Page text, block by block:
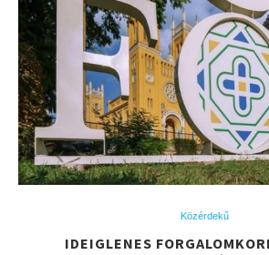
Közérdekű
IDEIGLENES